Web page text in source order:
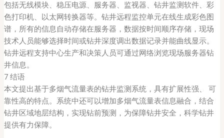
包括无线模块、稳压电源、服务器、监视器、钻井监测软件、彩
色打印机、以太网转换器等。钻井远程监控单元在线生成彩色图
谱，所有的信息自动存储在服务器，数据按时间顺序存储，现场
技术人员能够选择时间或钻井深度调出数据记录并能曲线显示。
钻井远程支持中心生产和决策人员可通过网络浏览现场服务器钻
井信息。
7 结语
本文提出基于多烟气流量表的钻井监测系统，具有扩展性强、 可
靠性高的特点。系统中还可以增加多烟气流量表信息融合，结合
钻井区域地层结构，实现钻前预测，为保障钻井安全，科学钻井
提供有力保障。